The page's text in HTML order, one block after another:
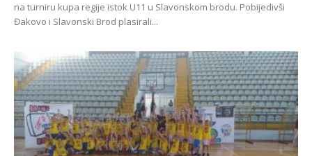
na turniru kupa regije istok U11 u Slavonskom brodu. Pobijedivši
Đakovo i Slavonski Brod plasirali...